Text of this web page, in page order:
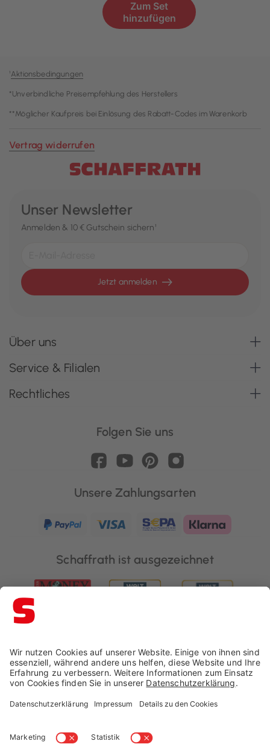
¹Aktionsbedingungen
*Unverbindliche Preisempfehlung des Herstellers
**Möglicher Kaufpreis bei Einlösung des Rabatt-Codes im Warenkorb
Vertrag widerrufen
Unser Newsletter
Anmelden & 10 € Gutschein sichern¹
Jetzt anmelden
Über uns
Service & Filialen
Rechtliches
Folgen Sie uns
Unsere Zahlungsarten
Schaffrath ist ausgezeichnet